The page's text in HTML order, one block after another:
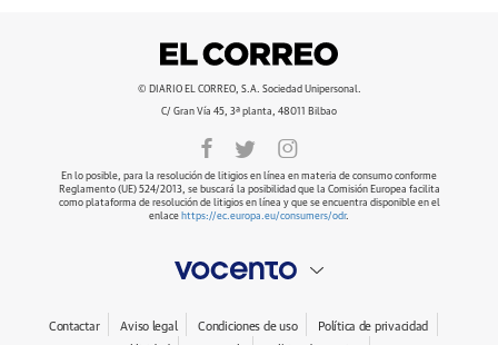
© DIARIO EL CORREO, S.A. Sociedad Unipersonal.
C/ Gran Vía 45, 3ª planta, 48011 Bilbao
En lo posible, para la resolución de litigios en línea en materia de consumo conforme
Reglamento (UE) 524/2013, se buscará la posibilidad que la Comisión Europea facilita
como plataforma de resolución de litigios en línea y que se encuentra disponible en el
enlace https://ec.europa.eu/consumers/odr.
Contactar Aviso legal Condiciones de uso
Política de privacidad